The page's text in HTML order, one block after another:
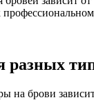
разных
на брови